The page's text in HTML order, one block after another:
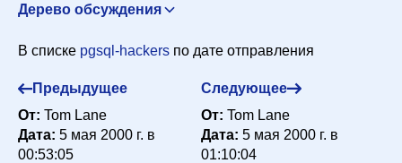
Дерево обсуждения
<scrappy@hub.org> 4 мая 2000 г. в 01:49:32
Re: pg_group_name_index corrupt? Tom Lane
Re: pg_group_name_index corrupt? The Hermit
Hacker <scrappy@hub.org> 4 мая 2000 г. в 07:33:38
В списке pgsql-hackers по дате отправления
Предыдущее
От: Tom Lane
Дата: 5 мая 2000 г. в
00:53:05
Следующее
От: Tom Lane
Дата: 5 мая 2000 г. в
01:10:04